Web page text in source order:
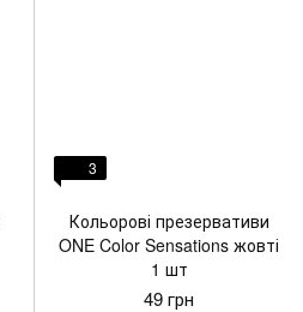
3
Кольорові презервативи
ONE Color Sensations жовті
1 шт
49 грн